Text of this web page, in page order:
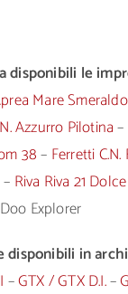
disponibili le
Mare
Azzurro Pilotina–
38– Ferretti
– Riva Riva 21
Explorer
disponibili in
–GTX / GTX D.I.–